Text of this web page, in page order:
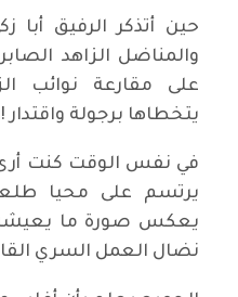
حين أتذكر الرفيق أبا
والمناضل الزاهد
على مقارعة نوائب
يتخطاها برجولة واقتدار
في نفس الوقت كنت أرى
يرتسم على محيا
يعكس صورة ما يعيشه
نضال العمل السري